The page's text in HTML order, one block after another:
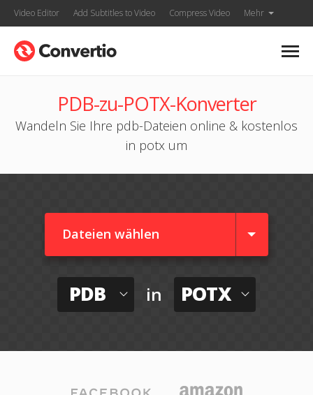
Video Editor Add Subtitles to Video Compress Video Mehr
PDB-zu-POTX-Konverter
Wandeln Sie Ihre pdb-Dateien online & kostenlos
in potx um
Dateien wählen
PDB in POTX